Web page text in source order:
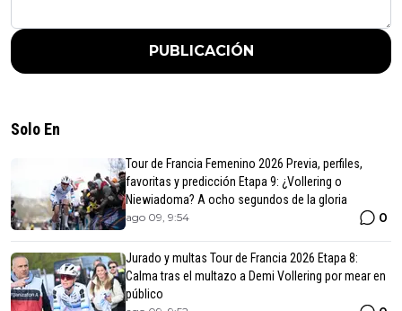
PUBLICACIÓN
Solo En
Tour de Francia Femenino 2026 Previa, perfiles,
favoritas y predicción Etapa 9: ¿Vollering o
Niewiadoma? A ocho segundos de la gloria
ago 09, 9:54 0
Jurado y multas Tour de Francia 2026 Etapa 8:
Calma tras el multazo a Demi Vollering por mear en
público